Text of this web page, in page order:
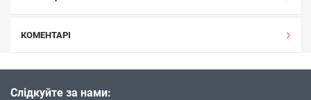
КОМЕНТАРІ
Слідкуйте за нами: